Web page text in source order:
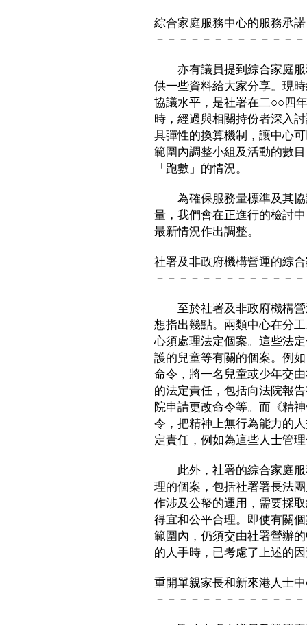
綜合家庭服務中心的服務承諾
－－－－－－－－－－－－－
亦有議員提到綜合家庭服
供一些資料給大家分享。現
協議水平，是社署在二○○四
時，經過與相關持份者深入
具彈性的換算機制，讓中心
範圍內調整小組及活動的數
「跑數」的情況。
為確保服務量標準及其協
量，我們會在正進行的檢討
最新情況作出調整。
社署及非政府機構營運的綜
－－－－－－－－－－－－
至於社署及非政府機構營
想指出幾點。兩類中心在分
心須處理法定個案。這些法
護的兒童等有關的個案。例
命令，將一名兒童或少年交
的法定責任，包括向法院報
院申請更改命令等。而《精
令，把精神上無行為能力的
定責任，例如為這些人士管
此外，社署的綜合家庭服
理的個案，包括社署署長法
作涉及公帑的運用，需要採
得宜和公平合理。即使有關
範圍內，仍須交由社署營辦
的人手時，已考慮了上述的
重開單親家長和新來港人士
－－－－－－－－－－－－